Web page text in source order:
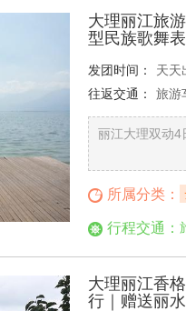
大理丽江旅
型民族歌舞
发团时间：
天天
往返交通：
旅游
丽江大理双动4
所属分类：
行程交通：
大理丽江香
行｜赠送丽